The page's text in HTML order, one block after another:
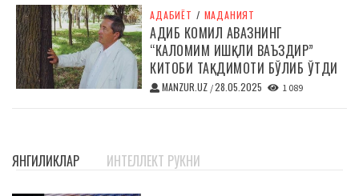
АДАБИЁТ / МАДАНИЯТ
АДИБ КОМИЛ АВАЗНИНГ
“КАЛОМИМ ИШҚЛИ ВАЪЗДИР”
КИТОБИ ТАҚДИМОТИ БЎЛИБ ЎТДИ
MANZUR.UZ /28.05.2025 1 089
ЯНГИЛИКЛАР ИНТЕЛЛЕКТ РУКНИ